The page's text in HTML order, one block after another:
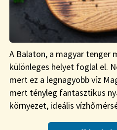
A Balaton, a magyar tenger
különleges helyet foglal el.
mert ez a legnagyobb víz
mert tényleg fantasztikus
környezet, ideális